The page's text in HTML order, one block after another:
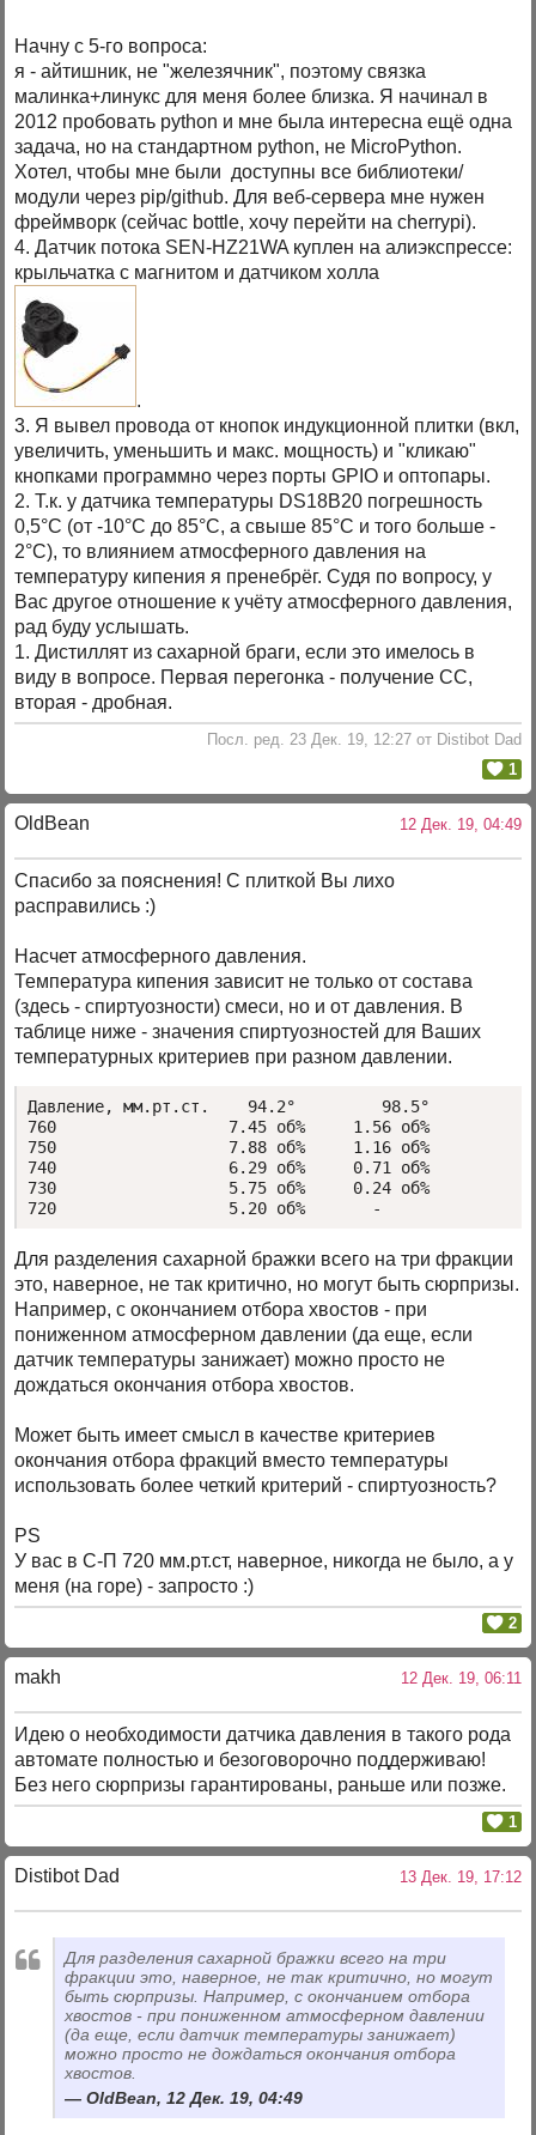
Начну с 5-го вопроса:
я - айтишник, не "железячник", поэтому связка
малинка+линукс для меня более близка. Я начинал в
2012 пробовать python и мне была интересна ещё одна
задача, но на стандартном python, не MicroPython.
Хотел, чтобы мне были доступны все библиотеки/
модули через pip/github. Для веб-сервера мне нужен
фреймворк (сейчас bottle, хочу перейти на cherrypi).
4. Датчик потока SEN-HZ21WA куплен на алиэкспрессе:
крыльчатка с магнитом и датчиком холла
.
3. Я вывел провода от кнопок индукционной плитки (вкл,
увеличить, уменьшить и макс. мощность) и "кликаю"
кнопками программно через порты GPIO и оптопары.
2. Т.к. у датчика температуры DS18B20 погрешность
0,5°С (от -10°C до 85°C, а свыше 85°C и того больше -
2°C), то влиянием атмосферного давления на
температуру кипения я пренебрёг. Судя по вопросу, у
Вас другое отношение к учёту атмосферного давления,
рад буду услышать.
1. Дистиллят из сахарной браги, если это имелось в
виду в вопросе. Первая перегонка - получение СС,
вторая - дробная.
Посл. ред. 23 Дек. 19, 12:27 от Distibot Dad
1
OldBean 12 Дек. 19, 04:49
Спасибо за пояснения! С плиткой Вы лихо
расправились :)
Насчет атмосферного давления.
Температура кипения зависит не только от состава
(здесь - спиртуозности) смеси, но и от давления. В
таблице ниже - значения спиртуозностей для Ваших
температурных критериев при разном давлении.
Давление, мм.рт.ст.    94.2°         98.5°
760                  7.45 об%     1.56 об%
750                  7.88 об%     1.16 об%
740                  6.29 об%     0.71 об%
730                  5.75 об%     0.24 об%
720                  5.20 об%       -
Для разделения сахарной бражки всего на три фракции
это, наверное, не так критично, но могут быть сюрпризы.
Например, с окончанием отбора хвостов - при
пониженном атмосферном давлении (да еще, если
датчик температуры занижает) можно просто не
дождаться окончания отбора хвостов.
Может быть имеет смысл в качестве критериев
окончания отбора фракций вместо температуры
использовать более четкий критерий - спиртуозность?
PS
У вас в С-П 720 мм.рт.ст, наверное, никогда не было, а у
меня (на горе) - запросто :)
2
makh 12 Дек. 19, 06:11
Идею о необходимости датчика давления в такого рода
автомате полностью и безоговорочно поддерживаю!
Без него сюрпризы гарантированы, раньше или позже.
1
Distibot Dad 13 Дек. 19, 17:12
Для разделения сахарной бражки всего на три
фракции это, наверное, не так критично, но могут
быть сюрпризы. Например, с окончанием отбора
хвостов - при пониженном атмосферном давлении
(да еще, если датчик температуры занижает)
можно просто не дождаться окончания отбора
хвостов.
OldBean, 12 Дек. 19, 04:49